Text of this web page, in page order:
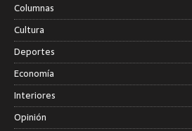
Columnas
Cultura
Deportes
Economía
Interiores
Opinión